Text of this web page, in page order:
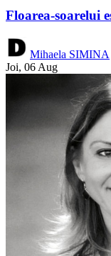
Floarea-soarelui
Mihaela SIMINA
Joi, 06 Aug